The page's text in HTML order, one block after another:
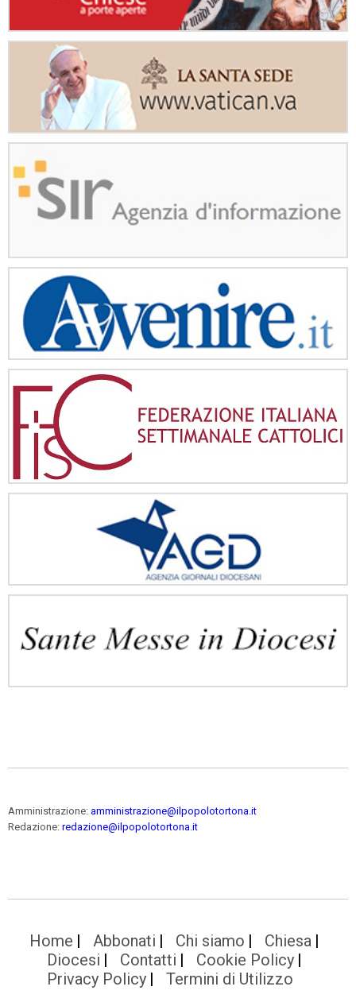
Amministrazione: amministrazione@ilpopolotortona.it
Redazione: redazione@ilpopolotortona.it
Home Abbonati Chi siamo
Chiesa
Diocesi
Contatti
Cookie Policy
Privacy Policy
Termini di Utilizzo